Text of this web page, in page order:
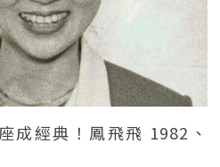
成經典！鳳飛飛 1982、